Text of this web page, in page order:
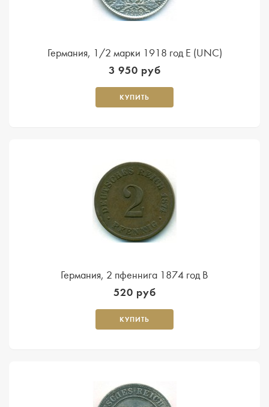
Германия, 1/2 марки 1918 год Е (UNC)
3 950 руб
КУПИТЬ
Германия, 2 пфеннига 1874 год В
520 руб
КУПИТЬ